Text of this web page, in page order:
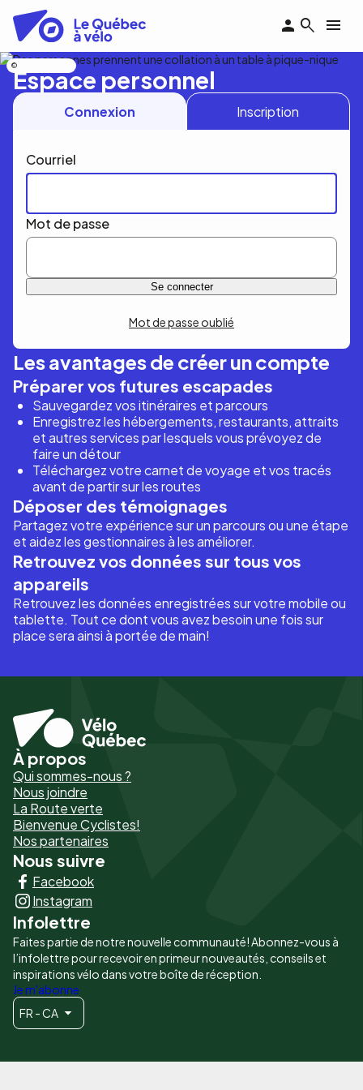
contenu
principal
Espace personnel
Connexion Inscription
Courriel
Mot de passe
Mot de passe oublié
Les avantages de créer un compte
Préparer vos futures escapades
Sauvegardez vos itinéraires et parcours
Enregistrez les hébergements, restaurants, attraits
et autres services par lesquels vous prévoyez de
faire un détour
Téléchargez votre carnet de voyage et vos tracés
avant de partir sur les routes
Déposer des témoignages
Partagez votre expérience sur un parcours ou une étape
et aidez les gestionnaires à les améliorer.
Retrouvez vos données sur tous vos
appareils
Retrouvez les données enregistrées sur votre mobile ou
tablette. Tout ce dont vous avez besoin une fois sur
place sera ainsi à portée de main!
Pied
de
page
-
Liens
principaux
À propos
Qui sommes-nous ?
Nous joindre
La Route verte
Bienvenue Cyclistes!
Nos partenaires
Nous suivre
Facebook
Instagram
Infolettre
Faites partie de notre nouvelle communauté! Abonnez-vous à
l’infolettre pour recevoir en primeur nouveautés, conseils et
inspirations vélo dans votre boîte de réception.
Je m'abonne
FR - CA